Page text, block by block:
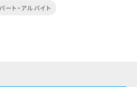
パート・アルバイト